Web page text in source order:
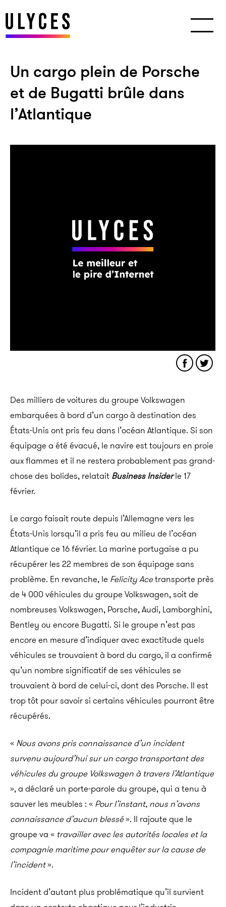
Un cargo plein de Porsche
et de Bugatti brûle dans
l’Atlantique
Des milliers de voitures du groupe Volkswagen
embarquées à bord d’un cargo à destination des
États-Unis ont pris feu dans l’océan Atlantique. Si son
équipage a été évacué, le navire est toujours en proie
aux flammes et il ne restera probablement pas grand-
chose des bolides, relatait Business Insiderle 17
février.
Le cargo faisait route depuis l’Allemagne vers les
États-Unis lorsqu’il a pris feu au milieu de l’océan
Atlantique ce 16 février. La marine portugaise a pu
récupérer les 22 membres de son équipage sans
problème. En revanche, le Felicity Acetransporte près
de 4 000 véhicules du groupe Volkswagen, soit de
nombreuses Volkswagen, Porsche, Audi, Lamborghini,
Bentley ou encore Bugatti. Si le groupe n’est pas
encore en mesure d’indiquer avec exactitude quels
véhicules se trouvaient à bord du cargo, il a confirmé
qu’un nombre significatif de ses véhicules se
trouvaient à bord de celui-ci, dont des Porsche. Il est
trop tôt pour savoir si certains véhicules pourront être
récupérés.
« Nous avons pris connaissance d’un incident
survenu aujourd’hui sur un cargo transportant des
véhicules du groupe Volkswagen à travers l’Atlantique
», a déclaré un porte-parole du groupe, qui a tenu à
sauver les meubles : « Pour l’instant, nous n’avons
connaissance d’aucun blessé». Il rajoute que le
groupe va « travailler avec les autorités locales et la
compagnie maritime pour enquêter sur la cause de
l’incident».
Incident d’autant plus problématique qu’il survient